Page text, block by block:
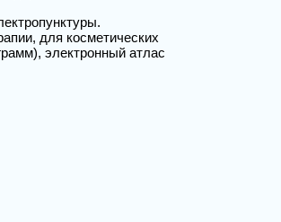
для косметических
электронный атлас